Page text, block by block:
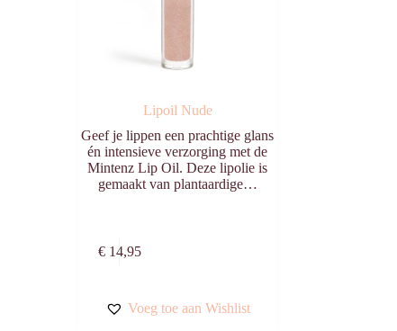
Lipoil Nude
Geef je lippen een prachtige glans
én intensieve verzorging met de
Mintenz Lip Oil. Deze lipolie is
gemaakt van plantaardige…
€14,95
Voeg toe aan Wishlist